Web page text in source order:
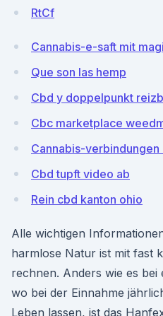
RtCf
Cannabis-e-saft mit
Que son las hemp
Cbd y doppelpunkt
Cbc marketplace
Cannabis-verbindungen
Cbd tupft video ab
Rein cbd kanton ohio
Alle wichtigen
harmlose Natur ist mit fast
rechnen. Anders wie es bei
wo bei der Einnahme
Leben lassen, ist das